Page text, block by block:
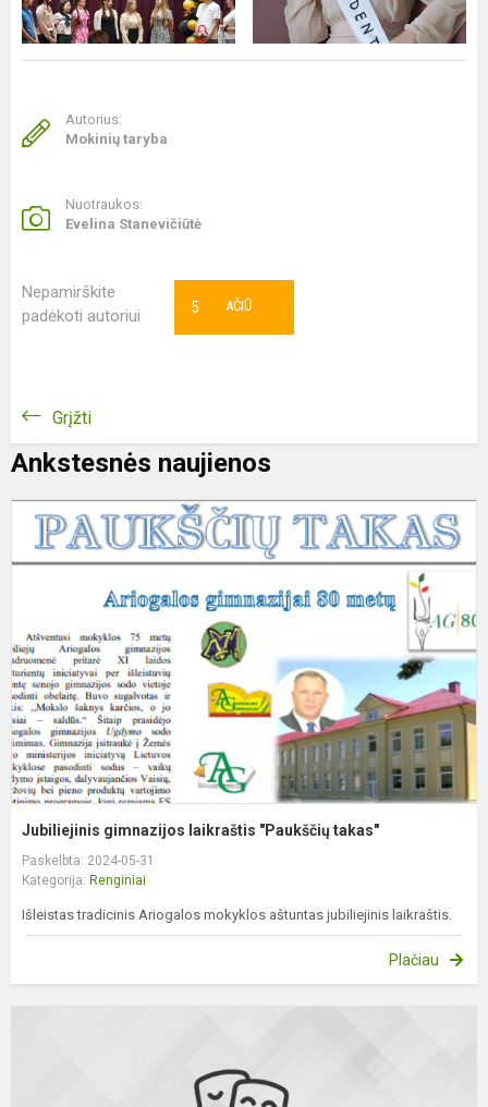
Autorius:
Mokinių taryba
Nuotraukos:
Evelina Stanevičiūtė
Nepamirškite
padėkoti autoriui
AČIŪ
5
Grįžti
Ankstesnės naujienos
Jubiliejinis gimnazijos laikraštis "Paukščių takas"
Paskelbta: 2024-05-31
Kategorija: Renginiai
Išleistas tradicinis Ariogalos mokyklos aštuntas jubiliejinis laikraštis.
Plačiau